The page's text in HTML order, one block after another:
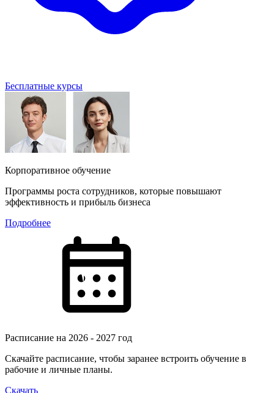
Бесплатные курсы
Корпоративное обучение
Программы роста сотрудников, которые повышают
эффективность и прибыль бизнеса
Подробнее
Расписание на 2026 - 2027 год
Скачайте расписание, чтобы заранее встроить обучение в
рабочие и личные планы.
Скачать